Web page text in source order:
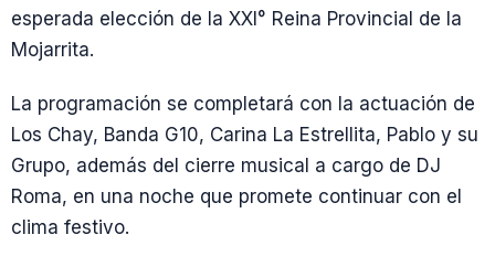
esperada elección de la XXI° Reina Provincial de la
Mojarrita.
La programación se completará con la actuación de
Los Chay, Banda G10, Carina La Estrellita, Pablo y su
Grupo, además del cierre musical a cargo de DJ
Roma, en una noche que promete continuar con el
clima festivo.